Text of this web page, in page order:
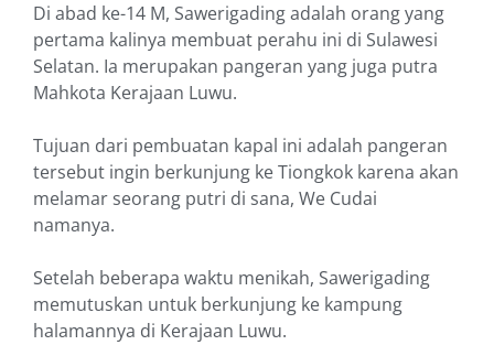
Di abad ke-14 M, Sawerigading adalah orang yang
pertama kalinya membuat perahu ini di Sulawesi
Selatan. Ia merupakan pangeran yang juga putra
Mahkota Kerajaan Luwu.
Tujuan dari pembuatan kapal ini adalah pangeran
tersebut ingin berkunjung ke Tiongkok karena akan
melamar seorang putri di sana, We Cudai
namanya.
Setelah beberapa waktu menikah, Sawerigading
memutuskan untuk berkunjung ke kampung
halamannya di Kerajaan Luwu.